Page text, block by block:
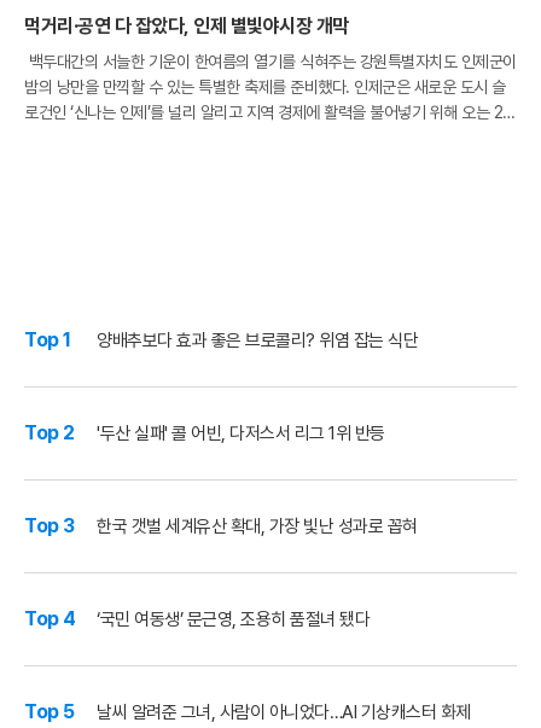
먹거리·공연 다 잡았다, 인제 별빛야시장 개막
백두대간의 서늘한 기운이 한여름의 열기를 식혀주는 강원특별자치도 인제군이
밤의 낭만을 만끽할 수 있는 특별한 축제를 준비했다. 인제군은 새로운 도시 슬
로건인 ‘신나는 인제’를 널리 알리고 지역 경제에 활력을 불어넣기 위해 오는 21
Top 1 양배추보다 효과 좋은 브로콜리? 위염 잡는 식단
Top 2 '두산 실패' 콜 어빈, 다저스서 리그 1위 반등
Top 3 한국 갯벌 세계유산 확대, 가장 빛난 성과로 꼽혀
Top 4 ‘국민 여동생’ 문근영, 조용히 품절녀 됐다
Top 5 날씨 알려준 그녀, 사람이 아니었다…AI 기상캐스터 화제